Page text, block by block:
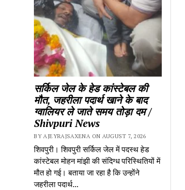
सर्किल जेल के हेड कांस्टेबल की
मौत, जहरीला पदार्थ खाने के बाद
ग्वालियर ले जाते समय तोड़ा दम /
Shivpuri News
BY AJEYRAJSAXENA ON AUGUST 7, 2026
शिवपुरी। शिवपुरी सर्किल जेल में पदस्थ हेड
कांस्टेबल मोहन मांझी की संदिग्ध परिस्थितियों में
मौत हो गई। बताया जा रहा है कि उन्होंने
जहरीला पदार्थ...